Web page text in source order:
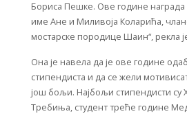
Бориса Пешке. Ове године награда
име Ане и Миливоја Коларића,
мостарске породице Шаин“, рекла
Она је навела да је ове године
стипендиста и да се жели
још бољи. Најбољи стипендисти су
Требиња, студент треће године